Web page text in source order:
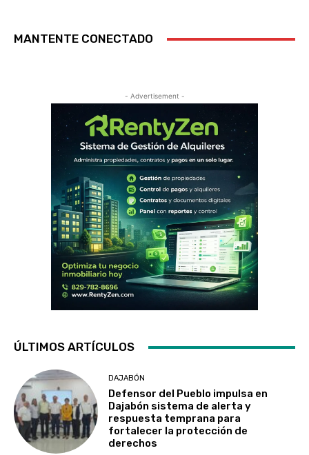
MANTENTE CONECTADO
- Advertisement -
ÚLTIMOS ARTÍCULOS
DAJABÓN
Defensor del Pueblo impulsa en
Dajabón sistema de alerta y
respuesta temprana para
fortalecer la protección de
derechos